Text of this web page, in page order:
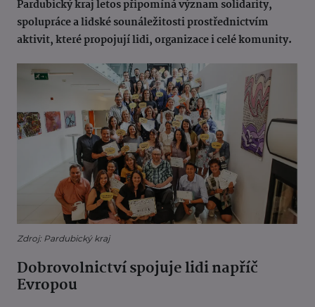
Pardubický kraj letos připomíná význam solidarity,
spolupráce a lidské sounáležitosti prostřednictvím
aktivit, které propojují lidi, organizace i celé komunity.
Zdroj: Pardubický kraj
Dobrovolnictví spojuje lidi napříč
Evropou